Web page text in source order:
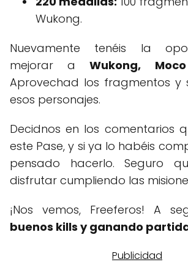
Wukong.
Nuevamente tenéis la
mejorar aWukong,
Aprovechad los fragmentos y
esos personajes.
Decidnos en los comentarios
este Pase, y si ya lo habéis
pensado hacerlo. Seguro
disfrutar cumpliendo las
¡Nos vemos, Freeferos! A
buenos kills y ganando